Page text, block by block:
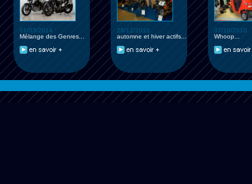
01/03/2014
Mélange des Genres...
28/12/2010
automne et hiver actifs...
07/10/2010
Whoop...